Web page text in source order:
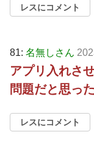
レスにコメント
81: 名無しさん
アプリ入れさ
問題だと思った
レスにコメント